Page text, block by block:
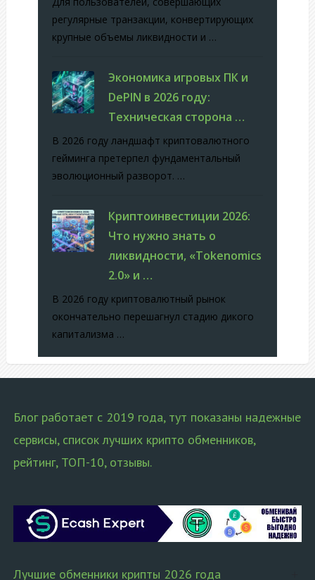
регулярные транзакции, конвертирующих
крупные объемы ликвидности и …
Экономика игровых ПК и
DePIN в 2026 году:
Техническая сторона …
В 2026 году ландшафт криптовалютного
гейминга претерпел фундаментальный
эволюционный разворот. …
Криптоинвестиции 2026:
Что нужно знать о
ликвидности, «Tokenomics
2.0» и …
В 2026 году криптовалютный рынок
окончательно перешагнул стадию дикого
капитализма …
Блог работает с 2019 года, тут показаны надежные
сервисы, список лучших крипто обменников,
рейтинг, ТОП-10, отзывы.
Лучшие обменники крипты 2026 года